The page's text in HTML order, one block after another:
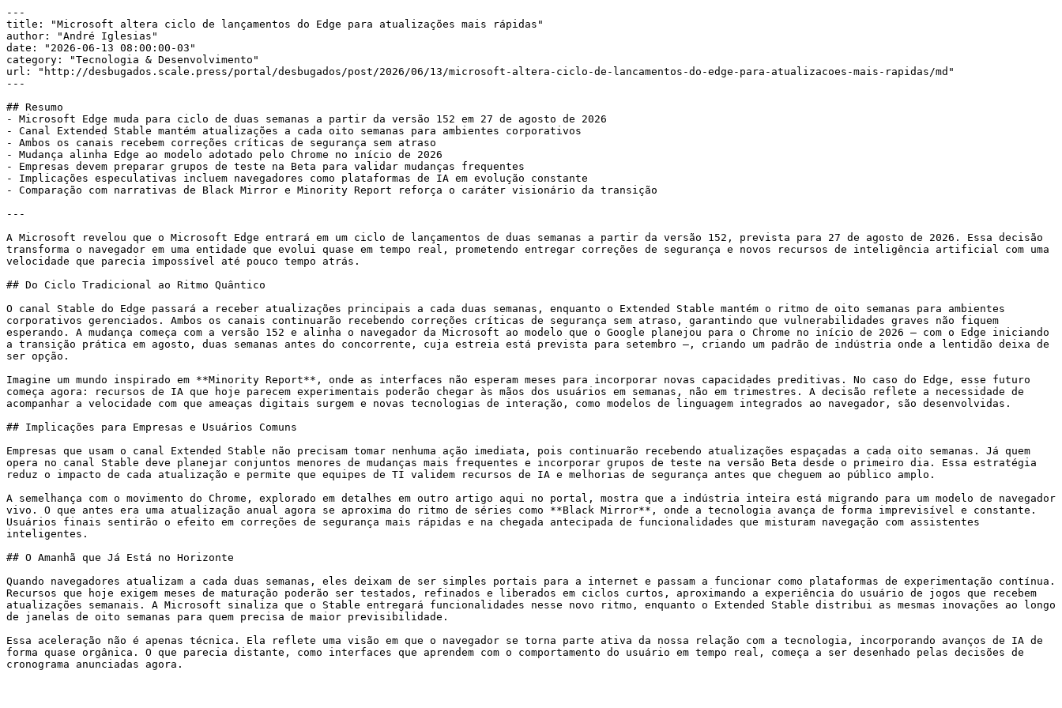
---
title: "Microsoft altera ciclo de lançamentos do Edge para atualizações mais rápidas"
author: "André Iglesias"
date: "2026-06-13 08:00:00-03"
category: "Tecnologia & Desenvolvimento"
url: "http://desbugados.scale.press/portal/desbugados/post/2026/06/13/microsoft-altera-ciclo-de-lancamentos-do-edge-para-atualizacoes-mais-rapidas/md"
---
## Resumo
- Microsoft Edge muda para ciclo de duas semanas a partir da versão 152 em 27 de agosto de 2026
- Canal Extended Stable mantém atualizações a cada oito semanas para ambientes corporativos
- Ambos os canais recebem correções críticas de segurança sem atraso
- Mudança alinha Edge ao modelo adotado pelo Chrome no início de 2026
- Empresas devem preparar grupos de teste na Beta para validar mudanças frequentes
- Implicações especulativas incluem navegadores como plataformas de IA em evolução constante
- Comparação com narrativas de Black Mirror e Minority Report reforça o caráter visionário da transição
---
A Microsoft revelou que o Microsoft Edge entrará em um ciclo de lançamentos de duas semanas a partir da versão 152, prevista para 27 de agosto de 2026. Essa decisão
transforma o navegador em uma entidade que evolui quase em tempo real, prometendo entregar correções de segurança e novos recursos de inteligência artificial com uma
velocidade que parecia impossível até pouco tempo atrás.
## Do Ciclo Tradicional ao Ritmo Quântico
O canal Stable do Edge passará a receber atualizações principais a cada duas semanas, enquanto o Extended Stable mantém o ritmo de oito semanas para ambientes
corporativos gerenciados. Ambos os canais continuarão recebendo correções críticas de segurança sem atraso, garantindo que vulnerabilidades graves não fiquem
esperando. A mudança começa com a versão 152 e alinha o navegador da Microsoft ao modelo que o Google planejou para o Chrome no início de 2026 — com o Edge iniciando
a transição prática em agosto, duas semanas antes do concorrente, cuja estreia está prevista para setembro —, criando um padrão de indústria onde a lentidão deixa de
ser opção.
Imagine um mundo inspirado em **Minority Report**, onde as interfaces não esperam meses para incorporar novas capacidades preditivas. No caso do Edge, esse futuro
começa agora: recursos de IA que hoje parecem experimentais poderão chegar às mãos dos usuários em semanas, não em trimestres. A decisão reflete a necessidade de
acompanhar a velocidade com que ameaças digitais surgem e novas tecnologias de interação, como modelos de linguagem integrados ao navegador, são desenvolvidas.
## Implicações para Empresas e Usuários Comuns
Empresas que usam o canal Extended Stable não precisam tomar nenhuma ação imediata, pois continuarão recebendo atualizações espaçadas a cada oito semanas. Já quem
opera no canal Stable deve planejar conjuntos menores de mudanças mais frequentes e incorporar grupos de teste na versão Beta desde o primeiro dia. Essa estratégia
reduz o impacto de cada atualização e permite que equipes de TI validem recursos de IA e melhorias de segurança antes que cheguem ao público amplo.
A semelhança com o movimento do Chrome, explorado em detalhes em outro artigo aqui no portal, mostra que a indústria inteira está migrando para um modelo de navegador
vivo. O que antes era uma atualização anual agora se aproxima do ritmo de séries como **Black Mirror**, onde a tecnologia avança de forma imprevisível e constante.
Usuários finais sentirão o efeito em correções de segurança mais rápidas e na chegada antecipada de funcionalidades que misturam navegação com assistentes
inteligentes.
## O Amanhã que Já Está no Horizonte
Quando navegadores atualizam a cada duas semanas, eles deixam de ser simples portais para a internet e passam a funcionar como plataformas de experimentação contínua.
Recursos que hoje exigem meses de maturação poderão ser testados, refinados e liberados em ciclos curtos, aproximando a experiência do usuário de jogos que recebem
atualizações semanais. A Microsoft sinaliza que o Stable entregará funcionalidades nesse novo ritmo, enquanto o Extended Stable distribui as mesmas inovações ao longo
de janelas de oito semanas para quem precisa de maior previsibilidade.
Essa aceleração não é apenas técnica. Ela reflete uma visão em que o navegador se torna parte ativa da nossa relação com a tecnologia, incorporando avanços de IA de
forma quase orgânica. O que parecia distante, como interfaces que aprendem com o comportamento do usuário em tempo real, começa a ser desenhado pelas decisões de
cronograma anunciadas agora.